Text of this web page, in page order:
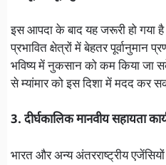
इस आपदा के बाद यह जरूरी हो गया
प्रभावित क्षेत्रों में बेहतर पूर्वानुमान
भविष्य में नुकसान को कम किया
से म्यांमार को इस दिशा में मदद कर
3. दीर्घकालिक मानवीय सहायता
भारत और अन्य अंतरराष्ट्रीय एजेंसियों